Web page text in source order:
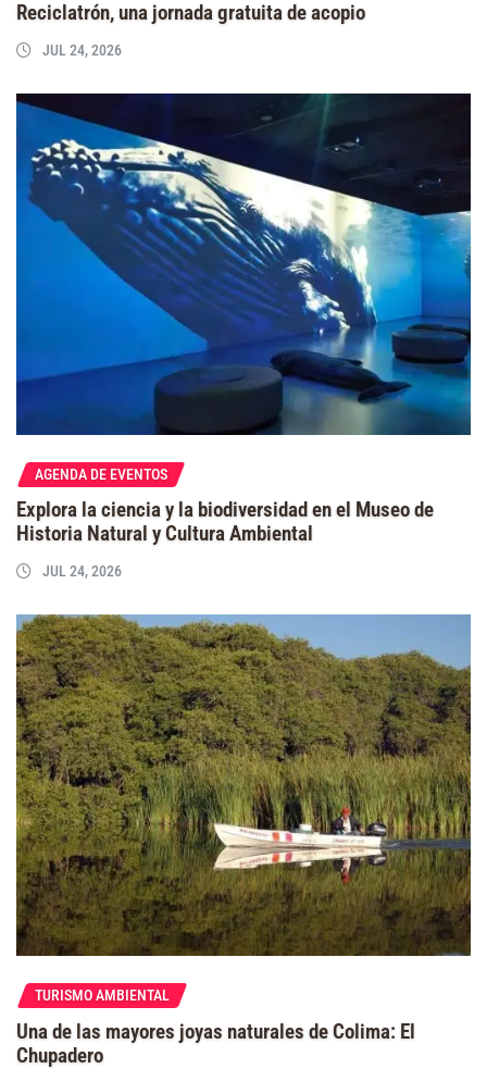
Reciclatrón, una jornada gratuita de acopio
JUL 24, 2026
AGENDA DE EVENTOS
Explora la ciencia y la biodiversidad en el Museo de
Historia Natural y Cultura Ambiental
JUL 24, 2026
TURISMO AMBIENTAL
Una de las mayores joyas naturales de Colima: El
Chupadero